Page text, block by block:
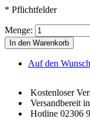
* Pflichtfelder
Menge:
In den Warenkorb
Auf den
Kostenloser
Versandbereit
Hotline 02306